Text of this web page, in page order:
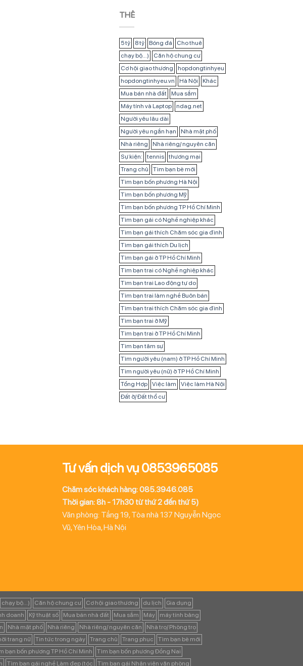
THẺ
5 tỷ 8 tỷ Bóng đá
Cho thuê
chạy bộ...)
Căn hộ chung cư
Cơ hội giao thương
hopdongtinhyeu
hopdongtinhyeu.vn
Hà Nội
Khác
Mua bán nhà đất
Mua sắm
Máy tính và Laptop
ndag.net
Người yêu lâu dài
Người yêu ngắn hạn
Nhà mặt phố
Nhà riêng
Nhà riêng/ nguyên căn
Sự kiện:
tennis
thương mại
Trang chủ
Tìm bạn bè mới
Tìm bạn bốn phương Hà Nội
Tìm bạn bốn phương Mỹ
Tìm bạn bốn phương TP Hồ Chí Minh
Tìm bạn gái có Nghề nghiệp khác
Tìm bạn gái thích Chăm sóc gia đình
Tìm bạn gái thích Du lịch
Tìm bạn gái ở TP Hồ Chí Minh
Tìm bạn trai có Nghề nghiệp khác
Tìm bạn trai Lao động tự do
Tìm bạn trai làm nghề Buôn bán
Tìm bạn trai thích Chăm sóc gia đình
Tìm bạn trai ở Mỹ
Tìm bạn trai ở TP Hồ Chí Minh
Tìm bạn tâm sự
Tìm người yêu (nam) ở TP Hồ Chí Minh
Tìm người yêu (nữ) ở TP Hồ Chí Minh
Tổng Hợp
Việc làm
Việc làm Hà Nội
Đất ở/ Đất thổ cư
Tư vấn dịch vụ 0853965085
Chăm sóc khách hàng: 085.3946.085
Thời gian: 8h - 17h30 từ thứ 2 đến thứ 5)
Văn phòng: Tầng 19, Tòa nhà 137 Nguyễn Ngọc
Vũ, Yên Hòa, Hà Nội
chạy bộ...) Căn hộ chung cư Cơ hội giao thương du lịch
Gia dụng
doanh Kỹ thuật số Mua bán nhà đất Mua sắm Máy
máy tính bảng
Nhà mặt phố Nhà riêng Nhà riêng/ nguyên căn
Nhà trọ/ Phòng trọ
trang nữ Tin tức trong ngày Trang chủ Trang phục
Tìm bạn bè mới
bạn bốn phương TP Hồ Chí Minh
Tìm bạn bốn phương Đồng Nai
Tìm bạn gái nghề Làm đẹp (tóc Tìm bạn gái Nhân viên văn phòng